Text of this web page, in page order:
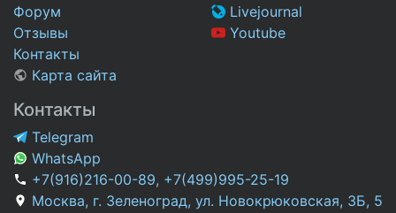
Форум
Отзывы
Контакты
Карта сайта
Livejournal
Youtube
Контакты
Telegram
WhatsApp
+7(916)216-00-89, +7(499)995-25-19
Москва, г. Зеленоград, ул. Новокрюковская, 3Б, 5